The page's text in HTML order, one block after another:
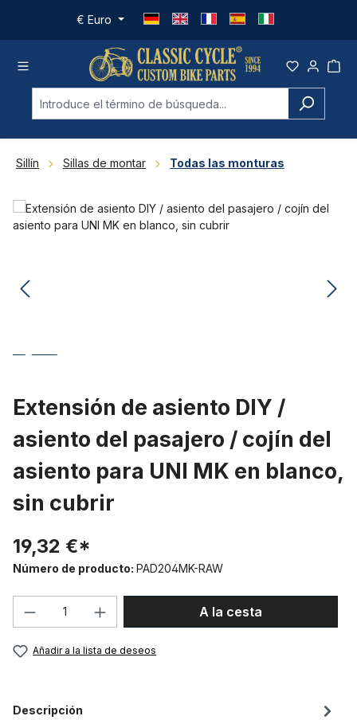
Saltar al contenido principal
€ Euro
Sillín Sillas de montar Todas las monturas
Omitir galería de imágenes
Extensión de asiento DIY /
asiento del pasajero / cojín del
asiento para UNI MK en blanco,
sin cubrir
19,32 €*
Número de producto: PAD204MK-RAW
Cantidad del producto: introduce la
A la cesta
Añadir a la lista de deseos
Descripción